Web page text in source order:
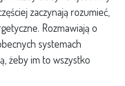
zaczynają rozumieć,
Rozmawiają o
systemach
żeby im to wszystko